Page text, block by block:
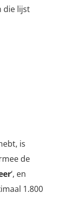
die lijst
is
de
‘, en
1.800